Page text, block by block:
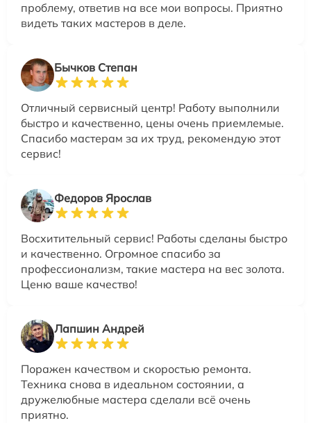
проблему, ответив на все мои вопросы. Приятно
видеть таких мастеров в деле.
Бычков Степан
Отличный сервисный центр! Работу выполнили
быстро и качественно, цены очень приемлемые.
Спасибо мастерам за их труд, рекомендую этот
сервис!
Федоров Ярослав
Восхитительный сервис! Работы сделаны быстро
и качественно. Огромное спасибо за
профессионализм, такие мастера на вес золота.
Ценю ваше качество!
Лапшин Андрей
Поражен качеством и скоростью ремонта.
Техника снова в идеальном состоянии, а
дружелюбные мастера сделали всё очень
приятно.